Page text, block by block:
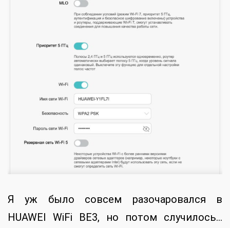
Я уж было совсем разочаровался в
HUAWEI WiFi BE3, но потом случилось…